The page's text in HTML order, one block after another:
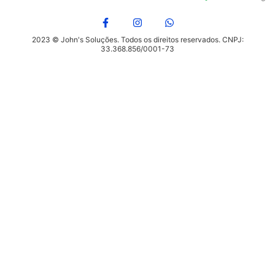
2023 © John's Soluções. Todos os direitos reservados. CNPJ:
33.368.856/0001-73